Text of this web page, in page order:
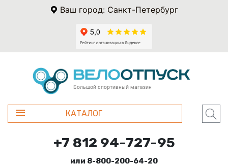
Ваш город: Санкт-Петербург
Большой спортивный магазин
КАТАЛОГ
+7 812 94-727-95
или 8-800-200-64-20